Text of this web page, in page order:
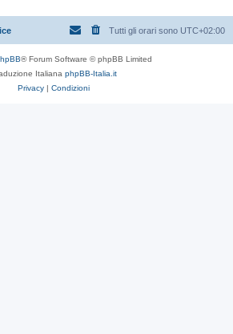
Tutti gli orari sono UTC+02:00
® Forum Software © phpBB Limited
Italiana phpBB-Italia.it
Privacy | Condizioni